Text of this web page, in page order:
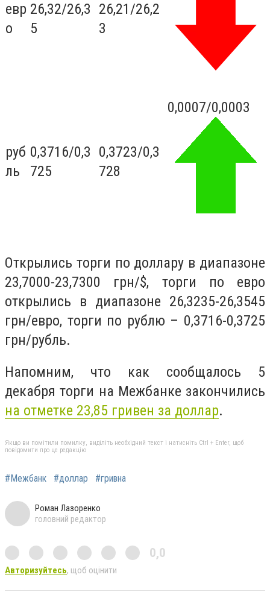
евр
о
26,32/26,3
5
26,21 /26,2
3
руб
ль
0,3716/0,3
725
0,3723/0,3
728
0,0007/0,0003
Открылись торги по доллару в диапазоне
23,7000-23,7300 грн/$, торги по евро
открылись в диапазоне 26,3235-26,3545
грн/евро, торги по рублю – 0,3716-0,3725
грн/рубль.
Напомним, что как сообщалось 5
декабря торги на Межбанке закончились
на отметке 23,85 гривен за доллар.
Якщо ви помітили помилку, виділіть необхідний текст і натисніть Ctrl + Enter, щоб
повідомити про це редакцію
#Межбанк #доллар #гривна
Роман Лазоренко
головний редактор
0,0
Авторизуйтесь, щоб оцінити